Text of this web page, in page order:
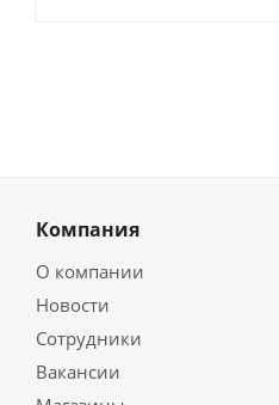
Компания
О компании
Новости
Сотрудники
Вакансии